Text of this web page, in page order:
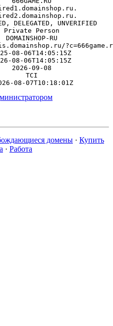
UNVERIFIED
Person
RU
08-06T14:05:15Z
06T14:05:15Z
2026-09-08
TCI
домены · Купить
· Работа